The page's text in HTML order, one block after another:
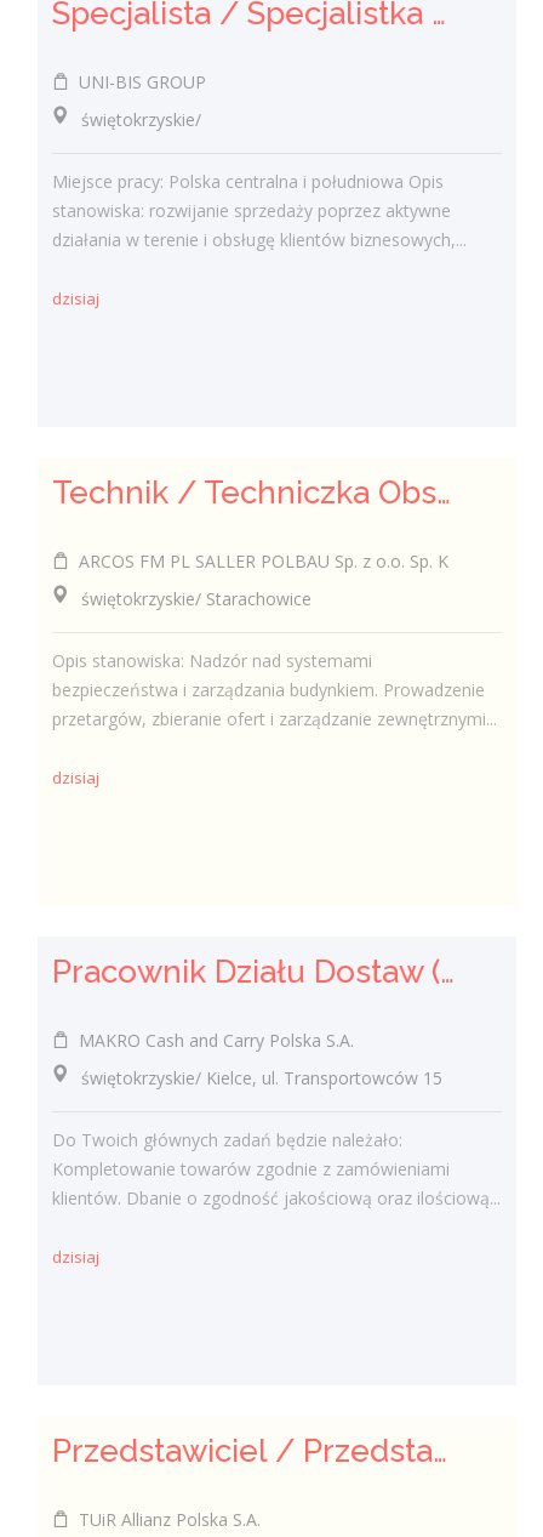
Specjalista / Specjalistka ds. sprzedaży rozwiązań technicznych
UNI-BIS GROUP
świętokrzyskie/
Miejsce pracy: Polska centralna i południowa Opis
stanowiska: rozwijanie sprzedaży poprzez aktywne
działania w terenie i obsługę klientów biznesowych,...
dzisiaj
Technik / Techniczka Obsługi Budynku
ARCOS FM PL SALLER POLBAU Sp. z o.o. Sp. K
świętokrzyskie/ Starachowice
Opis stanowiska: Nadzór nad systemami
bezpieczeństwa i zarządzania budynkiem. Prowadzenie
przetargów, zbieranie ofert i zarządzanie zewnętrznymi...
dzisiaj
Pracownik Działu Dostaw (K/M)
MAKRO Cash and Carry Polska S.A.
świętokrzyskie/ Kielce, ul. Transportowców 15
Do Twoich głównych zadań będzie należało:
Kompletowanie towarów zgodnie z zamówieniami
klientów. Dbanie o zgodność jakościową oraz ilościową...
dzisiaj
Przedstawiciel / Przedstawicielka ds. sprzedaży ubezpieczeń majątkowych
TUiR Allianz Polska S.A.